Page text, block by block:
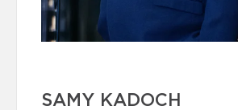
SAMY KADOCH